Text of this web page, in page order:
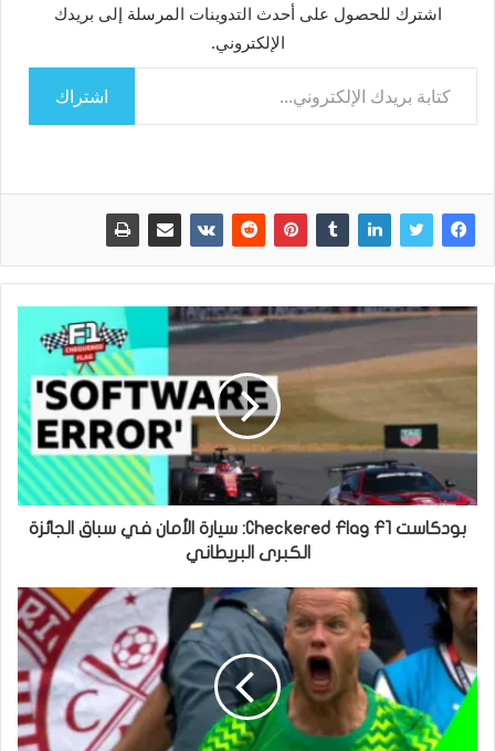
اشترك للحصول على أحدث التدوينات المرسلة إلى بريدك
الإلكتروني.
كتابة بريدك الإلكتروني...
اشتراك
بودكاست Checkered Flag F1: سيارة الأمان في سباق الجائزة
الكبرى البريطاني